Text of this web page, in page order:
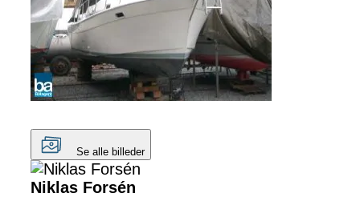
Se alle billeder
Niklas Forsén